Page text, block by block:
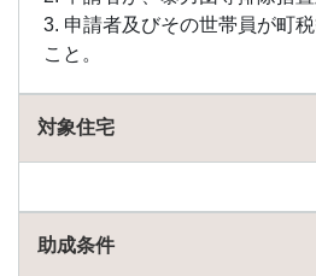
3. 申請者及びその世帯員が町
こと。
対象住宅
助成条件